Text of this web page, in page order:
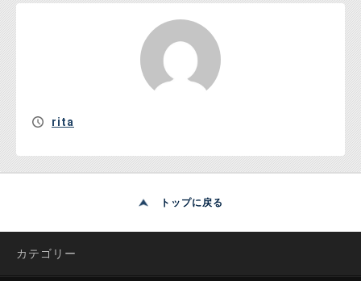
rita
トップに戻る
カテゴリー